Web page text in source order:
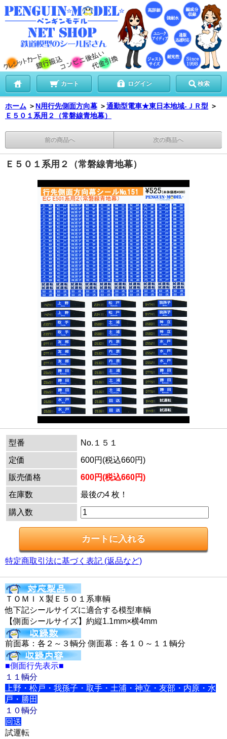
カート ログイン 検索
ホーム ＞ N用行先側面方向幕 ＞通勤型電車★東日本地域-ＪＲ型 ＞
Ｅ５０１系用２（常磐線青地幕）
前の商品へ 次の商品へ
Ｅ５０１系用２（常磐線青地幕）
型番
No.１５１
定価
600円(税込660円)
販売価格
600円(税込660円)
在庫数
最後の4 枚！
購入数
特定商取引法に基づく表記 (返品など)
ＴＯＭＩＸ製Ｅ５０１系車輌
他下記シールサイズに適合する模型車輌
【側面シールサイズ】約縦1.1mm×横4mm
前面幕：各２～３輌分 側面幕：各１０～１１輌分
■側面行先表示■
１１輌分
上野・松戸・我孫子・取手・土浦・神立・友部・内原・水
戸・勝田
１０輌分
回送
試運転